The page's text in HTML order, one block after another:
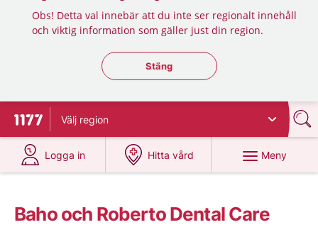
Obs! Detta val innebär att du inte ser regionalt innehåll
och viktig information som gäller just din region.
Stäng regionsväljaren
Stäng
Till startsidan för 1177
Välj region
Logga in
på 1177.se
Hitta vård
på 1177.se
Meny
Baho och Roberto Dental Care